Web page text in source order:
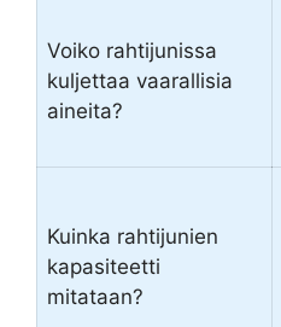
Voiko rahtijunissa
kuljettaa vaarallisia
aineita?
Kuinka rahtijunien
kapasiteetti
mitataan?